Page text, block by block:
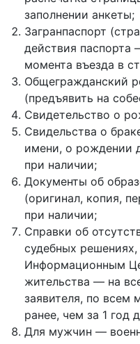
заполнении анкеты;
Загранпаспорт
действия
момента въезда в
Общегражданский
(предъявить на
Свидетельство о
Свидельства о
имени, о рождении
при наличии;
Документы об
(оригинал, копия,
при наличии;
Справки об
судебных
Информационным
жительства — на
заявителя, по всем
ранее, чем за 1 год
Для мужчин —